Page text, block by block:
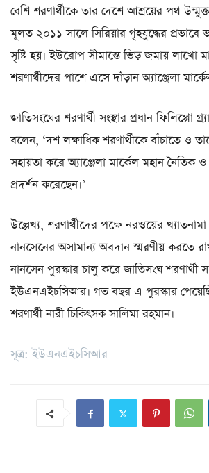
বেশি শরণার্থীকে তার দেশে আশ্রয়ের পথ
মূলত ২০১১ সালে সিরিয়ার গৃহযুদ্ধের প্রভাবে
সৃষ্টি হয়। ইউরোপ সীমান্তে ভিড় জমায় লাখো
শরণার্থীদের পাশে এসে দাঁড়ান অ্যাঞ্জেলা
জাতিসংঘের শরণার্থী সংস্থার প্রধান ফিলিপ্পো
বলেন, ‘দশ লক্ষাধিক শরণার্থীকে বাঁচাতে ও
সহায়তা করে অ্যাঞ্জেলা মার্কেল মহান নৈতিক
প্রদর্শন করেছেন।’
উল্লেখ্য, শরণার্থীদের পক্ষে নরওয়ের
নানসেনের অসামান্য অবদান স্মরণীয় করতে
নানসেন পুরস্কার চালু করে জাতিসংঘ শরণার্থী
ইউএনএইচসিআর। গত বছর এ পুরস্কার
শরণার্থী নারী চিকিৎসক সালিমা রহমান।
সূত্র: ইউএনএইচসিআর